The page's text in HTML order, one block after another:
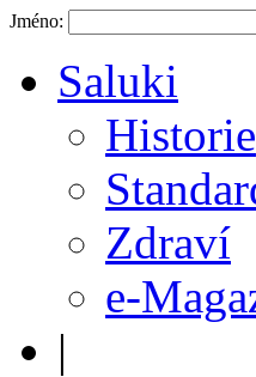
Jméno:
Saluki
Historie
Zdraví
e-
|